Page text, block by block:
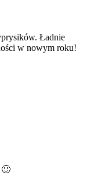
Ładnie
w nowym roku!
🙂